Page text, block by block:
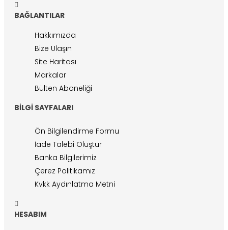
BAĞLANTILAR
Hakkımızda
Bize Ulaşın
Site Haritası
Markalar
Bülten Aboneliği
BILGI SAYFALARI
Ön Bilgilendirme Formu
İade Talebi Oluştur
Banka Bilgilerimiz
Çerez Politikamız
Kvkk Aydınlatma Metni
HESABIM